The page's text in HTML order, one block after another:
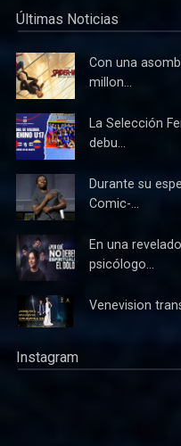
Últimas Noticias
Con una
millon...
La Selección
debu...
Durante su
Comic-...
En una
psicólogo...
Venevision
Instagram